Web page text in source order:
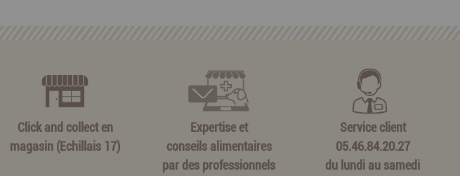
Click and collect en
magasin (Echillais 17)
Expertise et
conseils alimentaires
par des professionnels
Service client
05.46.84.20.27
du lundi au samedi